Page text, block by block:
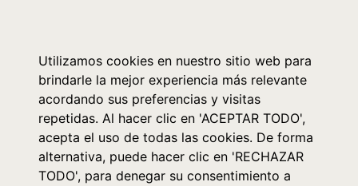
Utilizamos cookies en nuestro sitio web para
brindarle la mejor experiencia más relevante
acordando sus preferencias y visitas
repetidas. Al hacer clic en 'ACEPTAR TODO',
acepta el uso de todas las cookies. De forma
alternativa, puede hacer clic en 'RECHAZAR
TODO', para denegar su consentimiento a